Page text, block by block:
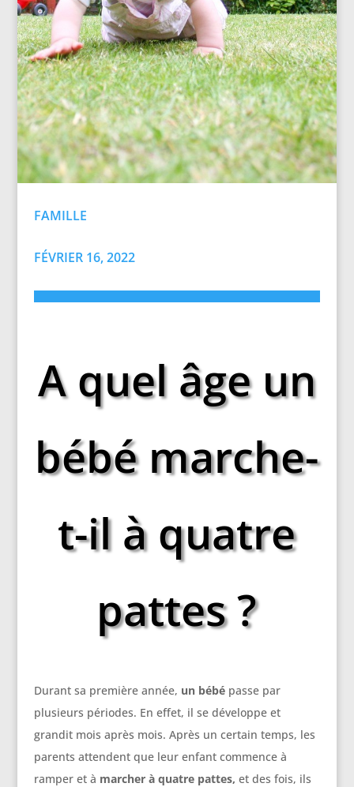
FAMILLE
FÉVRIER 16, 2022
A quel âge un
bébé marche-
t-il à quatre
pattes ?
Durant sa première année, un bébépasse par
plusieurs périodes. En effet, il se développe et
grandit mois après mois. Après un certain temps, les
parents attendent que leur enfant commence à
ramper et à marcher à quatre pattes, et des fois, ils